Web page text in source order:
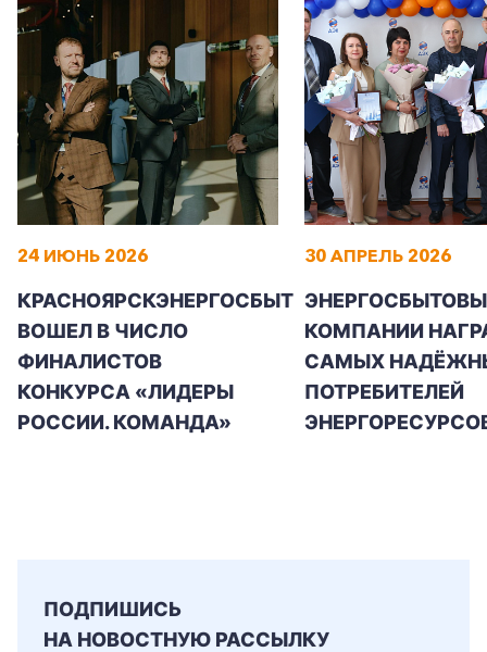
24 ИЮНЬ 2026
КРАСНОЯРСКЭНЕРГОСБЫТ
ВОШЕЛ В ЧИСЛО
ФИНАЛИСТОВ
КОНКУРСА «ЛИДЕРЫ
РОССИИ. КОМАНДА»
30 АПРЕЛЬ 2026
КОМПАНИИ
САМЫХ
ПОТРЕБИТЕЛЕЙ
ПОДПИШИСЬ
НА НОВОСТНУЮ РАССЫЛКУ